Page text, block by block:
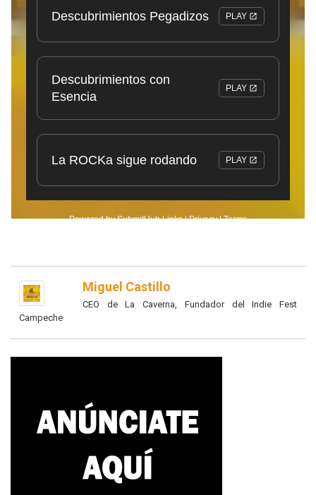
Miguel Castillo
CEO de La Caverna, Fundador del Indie Fest
Campeche